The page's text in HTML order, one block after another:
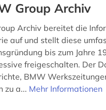
Group Archiv
Archiv bereitet die
auf und stellt diese
bis zum Jahre
freigeschalten. Der
BMW
zu a... Mehr Informationen